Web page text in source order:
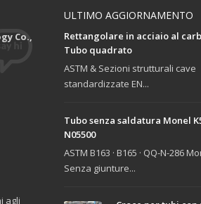
Co.,
agli
ULTIMO AGGIORNAMENTO
Rettangolare in acciaio al
Tubo quadrato
ASTM & Sezioni strutturali cave
standardizzate EN...
Tubo senza saldatura Monel
N05500
ASTM B163 · B165 · QQ-N-286
Senza giunture...